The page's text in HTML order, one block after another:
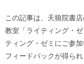
この記事は、天狼院書
教室「ライティング・
ティング・ゼミにご参
フィードバックが得ら